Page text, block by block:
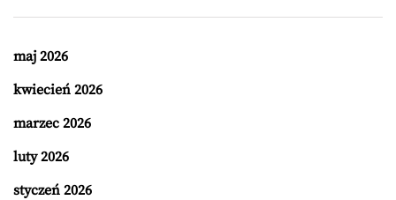
maj 2026
kwiecień 2026
marzec 2026
luty 2026
styczeń 2026